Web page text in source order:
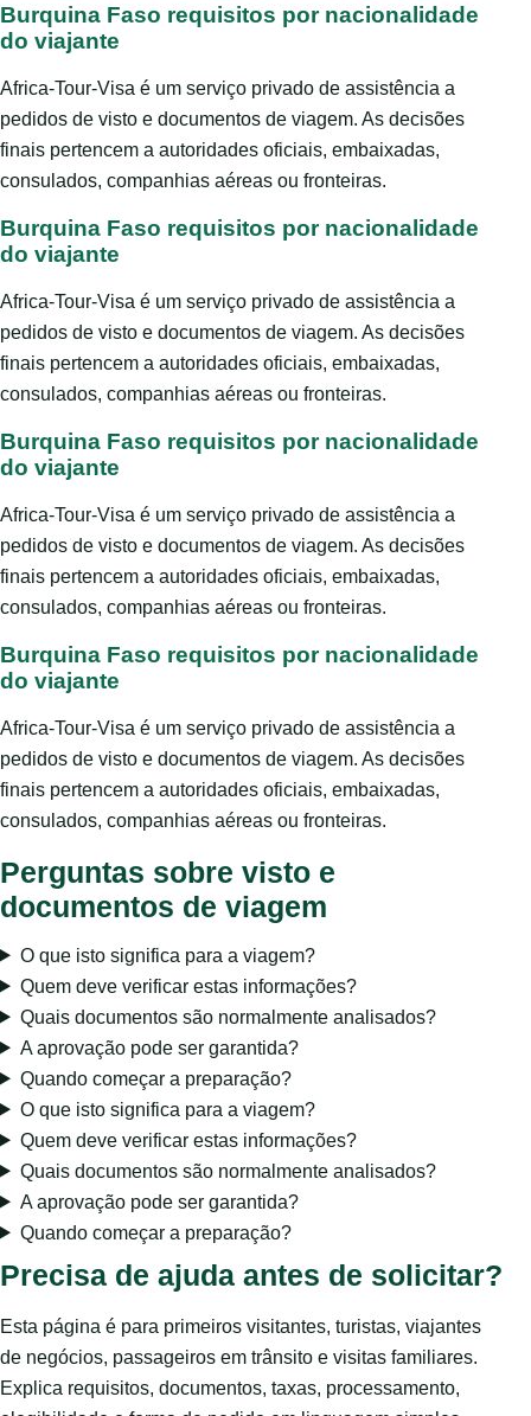
Burquina Faso requisitos por nacionalidade
do viajante
Africa-Tour-Visa é um serviço privado de assistência a
pedidos de visto e documentos de viagem. As decisões
finais pertencem a autoridades oficiais, embaixadas,
consulados, companhias aéreas ou fronteiras.
Burquina Faso requisitos por nacionalidade
do viajante
Africa-Tour-Visa é um serviço privado de assistência a
pedidos de visto e documentos de viagem. As decisões
finais pertencem a autoridades oficiais, embaixadas,
consulados, companhias aéreas ou fronteiras.
Burquina Faso requisitos por nacionalidade
do viajante
Africa-Tour-Visa é um serviço privado de assistência a
pedidos de visto e documentos de viagem. As decisões
finais pertencem a autoridades oficiais, embaixadas,
consulados, companhias aéreas ou fronteiras.
Burquina Faso requisitos por nacionalidade
do viajante
Africa-Tour-Visa é um serviço privado de assistência a
pedidos de visto e documentos de viagem. As decisões
finais pertencem a autoridades oficiais, embaixadas,
consulados, companhias aéreas ou fronteiras.
Perguntas sobre visto e
documentos de viagem
O que isto significa para a viagem?
Quem deve verificar estas informações?
Quais documentos são normalmente analisados?
A aprovação pode ser garantida?
Quando começar a preparação?
O que isto significa para a viagem?
Quem deve verificar estas informações?
Quais documentos são normalmente analisados?
A aprovação pode ser garantida?
Quando começar a preparação?
Precisa de ajuda antes de solicitar?
Esta página é para primeiros visitantes, turistas, viajantes
de negócios, passageiros em trânsito e visitas familiares.
Explica requisitos, documentos, taxas, processamento,